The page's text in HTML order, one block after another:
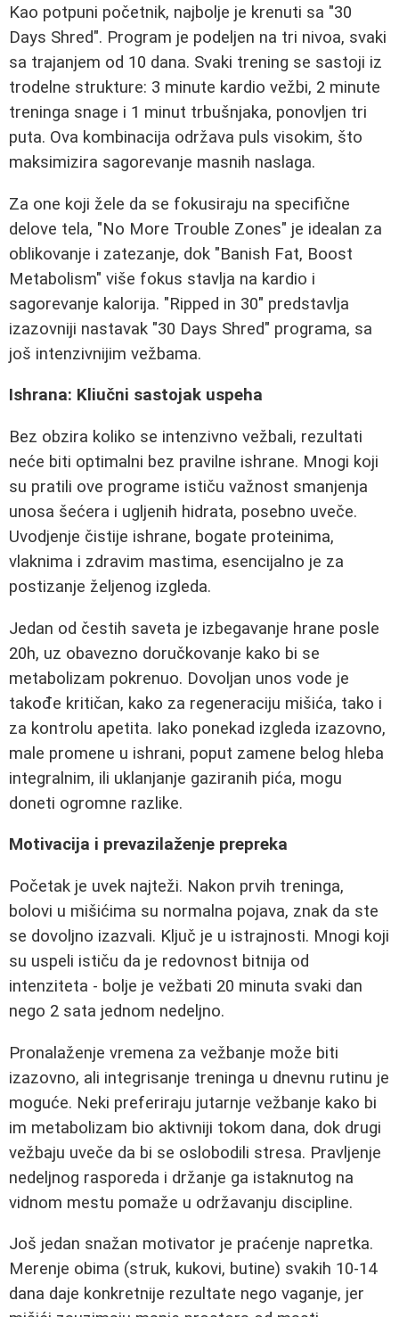
Kao potpuni početnik, najbolje je krenuti sa "30
Days Shred". Program je podeljen na tri nivoa, svaki
sa trajanjem od 10 dana. Svaki trening se sastoji iz
trodelne strukture: 3 minute kardio vežbi, 2 minute
treninga snage i 1 minut trbušnjaka, ponovljen tri
puta. Ova kombinacija održava puls visokim, što
maksimizira sagorevanje masnih naslaga.
Za one koji žele da se fokusiraju na specifične
delove tela, "No More Trouble Zones" je idealan za
oblikovanje i zatezanje, dok "Banish Fat, Boost
Metabolism" više fokus stavlja na kardio i
sagorevanje kalorija. "Ripped in 30" predstavlja
izazovniji nastavak "30 Days Shred" programa, sa
još intenzivnijim vežbama.
Ishrana: Kliučni sastojak uspeha
Bez obzira koliko se intenzivno vežbali, rezultati
neće biti optimalni bez pravilne ishrane. Mnogi koji
su pratili ove programe ističu važnost smanjenja
unosa šećera i ugljenih hidrata, posebno uveče.
Uvodjenje čistije ishrane, bogate proteinima,
vlaknima i zdravim mastima, esencijalno je za
postizanje željenog izgleda.
Jedan od čestih saveta je izbegavanje hrane posle
20h, uz obavezno doručkovanje kako bi se
metabolizam pokrenuo. Dovoljan unos vode je
takođe kritičan, kako za regeneraciju mišića, tako i
za kontrolu apetita. Iako ponekad izgleda izazovno,
male promene u ishrani, poput zamene belog hleba
integralnim, ili uklanjanje gaziranih pića, mogu
doneti ogromne razlike.
Motivacija i prevazilaženje prepreka
Početak je uvek najteži. Nakon prvih treninga,
bolovi u mišićima su normalna pojava, znak da ste
se dovoljno izazvali. Ključ je u istrajnosti. Mnogi koji
su uspeli ističu da je redovnost bitnija od
intenziteta - bolje je vežbati 20 minuta svaki dan
nego 2 sata jednom nedeljno.
Pronalaženje vremena za vežbanje može biti
izazovno, ali integrisanje treninga u dnevnu rutinu je
moguće. Neki preferiraju jutarnje vežbanje kako bi
im metabolizam bio aktivniji tokom dana, dok drugi
vežbaju uveče da bi se oslobodili stresa. Pravljenje
nedeljnog rasporeda i držanje ga istaknutog na
vidnom mestu pomaže u održavanju discipline.
Još jedan snažan motivator je praćenje napretka.
Merenje obima (struk, kukovi, butine) svakih 10-14
dana daje konkretnije rezultate nego vaganje, jer